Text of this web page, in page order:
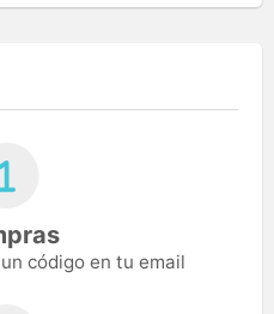
código en tu email